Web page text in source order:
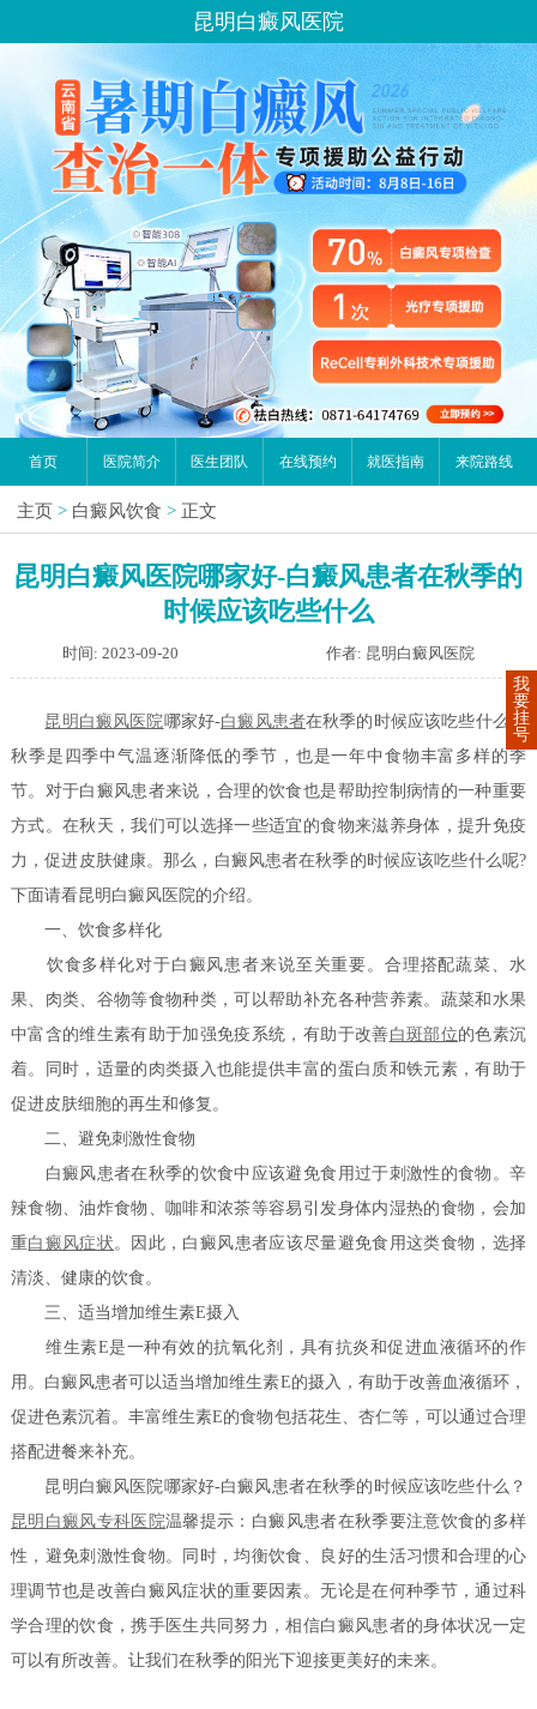
昆明白癜风医院
首页 医院简介 医生团队 在线预约 就医指南 来院路线
主页 > 白癜风饮食 > 正文
昆明白癜风医院哪家好-白癜风患者在秋季的
时候应该吃些什么
时间: 2023-09-20 作者: 昆明白癜风医院
昆明白癜风医院哪家好-白癜风患者在秋季的时候应该吃些什么？
秋季是四季中气温逐渐降低的季节，也是一年中食物丰富多样的季
节。对于白癜风患者来说，合理的饮食也是帮助控制病情的一种重要
方式。在秋天，我们可以选择一些适宜的食物来滋养身体，提升免疫
力，促进皮肤健康。那么，白癜风患者在秋季的时候应该吃些什么呢?
下面请看昆明白癜风医院的介绍。
一、饮食多样化
饮食多样化对于白癜风患者来说至关重要。合理搭配蔬菜、水
果、肉类、谷物等食物种类，可以帮助补充各种营养素。蔬菜和水果
中富含的维生素有助于加强免疫系统，有助于改善白斑部位的色素沉
着。同时，适量的肉类摄入也能提供丰富的蛋白质和铁元素，有助于
促进皮肤细胞的再生和修复。
二、避免刺激性食物
白癜风患者在秋季的饮食中应该避免食用过于刺激性的食物。辛
辣食物、油炸食物、咖啡和浓茶等容易引发身体内湿热的食物，会加
重白癜风症状。因此，白癜风患者应该尽量避免食用这类食物，选择
清淡、健康的饮食。
三、适当增加维生素E摄入
维生素E是一种有效的抗氧化剂，具有抗炎和促进血液循环的作
用。白癜风患者可以适当增加维生素E的摄入，有助于改善血液循环，
促进色素沉着。丰富维生素E的食物包括花生、杏仁等，可以通过合理
搭配进餐来补充。
昆明白癜风医院哪家好-白癜风患者在秋季的时候应该吃些什么？
昆明白癜风专科医院温馨提示：白癜风患者在秋季要注意饮食的多样
性，避免刺激性食物。同时，均衡饮食、良好的生活习惯和合理的心
理调节也是改善白癜风症状的重要因素。无论是在何种季节，通过科
学合理的饮食，携手医生共同努力，相信白癜风患者的身体状况一定
可以有所改善。让我们在秋季的阳光下迎接更美好的未来。
我
要
挂
号